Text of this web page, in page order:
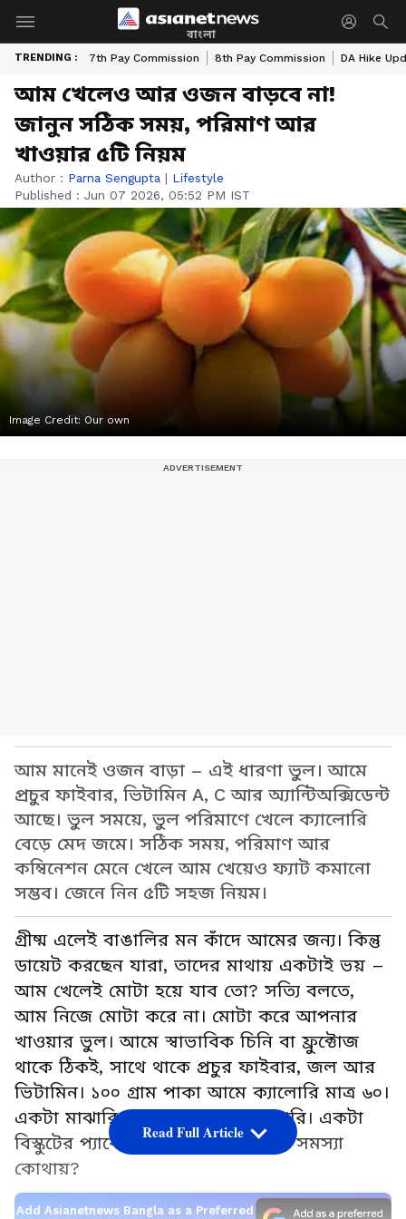
বাংলা
TRENDING : 7th Pay Commission 8th Pay Commission DA Hike
আম খেলেও আর ওজন বাড়বে না!
জানুন সঠিক সময়, পরিমাণ আর
খাওয়ার ৫টি নিয়ম
Author : Parna Sengupta | Lifestyle
Published : Jun 07 2026, 05:52 PM IST
Image Credit: Our own
আম মানেই ওজন বাড়া – এই ধারণা ভুল। আমে
প্রচুর ফাইবার, ভিটামিন A, C আর অ্যান্টিঅক্সিডেন্ট
আছে। ভুল সময়ে, ভুল পরিমাণে খেলে ক্যালোরি
বেড়ে মেদ জমে। সঠিক সময়, পরিমাণ আর
কম্বিনেশন মেনে খেলে আম খেয়েও ফ্যাট কমানো
সম্ভব। জেনে নিন ৫টি সহজ নিয়ম।
গ্রীষ্ম এলেই বাঙালির মন কাঁদে আমের জন্য। কিন্তু
ডায়েট করছেন যারা, তাদের মাথায় একটাই ভয় –
আম খেলেই মোটা হয়ে যাব তো? সত্যি বলতে,
আম নিজে মোটা করে না। মোটা করে আপনার
খাওয়ার ভুল। আমে স্বাভাবিক চিনি বা ফ্রুক্টোজ
থাকে ঠিকই, সাথে থাকে প্রচুর ফাইবার, জল আর
ভিটামিন। ১০০ গ্রাম পাকা আমে ক্যালোরি মাত্র ৬০।
একটা মাঝারি আম ১৫০-১৮০ ক্যালোরি। একটা
বিস্কুটের প্যাকেটের থেকে কম। তাহলে সমস্যা
কোথায়?
Add Asianetnews Bangla as a Preferred
Read Full Article